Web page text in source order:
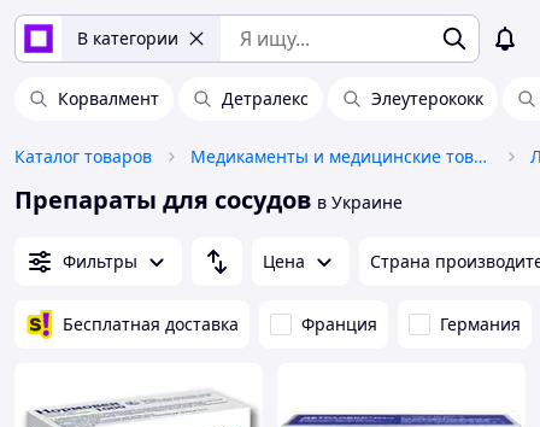
В категории
Корвалмент Детралекс Элеутерококк
Каталог товаров Медикаменты и медицинские товары
Препараты для сосудов в Украине
Фильтры Цена Страна
Бесплатная доставка Франция Германия